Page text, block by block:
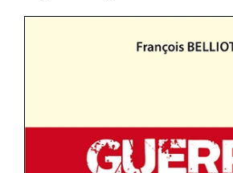
Syrie,
de
mars
jours »